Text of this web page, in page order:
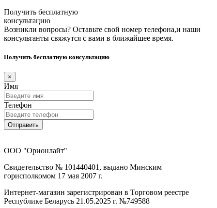
Получить бесплатную
консультацию
Возникли вопросы? Оставьте свой номер телефона,и наши
консультанты свяжутся с вами в ближайшее время.
Получить бесплатную консультацию
×
Имя
Телефон
Отправить
ООО "Орионлайт"
Свидетельство № 101440401, выдано Минским
горисполкомом 17 мая 2007 г.
Интернет-магазин зарегистрирован в Торговом реестре
Республике Беларусь 21.05.2025 г. №749588